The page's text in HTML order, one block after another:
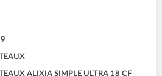
ALIXIA SIMPLE ULTRA 18 CF